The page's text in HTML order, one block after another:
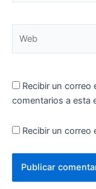
Recibir un
comentarios a esta
Recibir un correo